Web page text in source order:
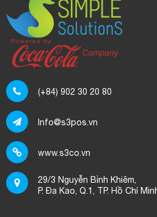
Phí sử dụng phần mềm S3POS
Dữ liệu trên S3POS được lưu
mật không?
tiền 1 lần duy nhất?
trộm hoặc sử dụng trái phép
Làm thế nào để nhập thông tin
phần mềm S3POS bằng file
(+84) 902 30 20 80
Info@s3pos.vn
www.s3co.vn
29/3 Nguyễn Bỉnh Khiêm,
P. Đa Kao, Q.1, TP. Hồ Chí